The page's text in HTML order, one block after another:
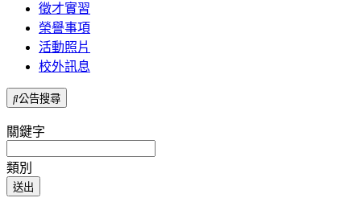
徵才實習
榮譽事項
活動照片
校外訊息
公告搜尋
關鍵字
類別